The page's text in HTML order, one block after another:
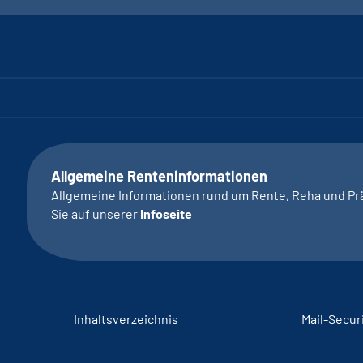
Allgemeine Renteninformationen
Allgemeine Informationen rund um Rente, Reha und
Sie auf unserer Infoseite
Inhaltsverzeichnis Mail-